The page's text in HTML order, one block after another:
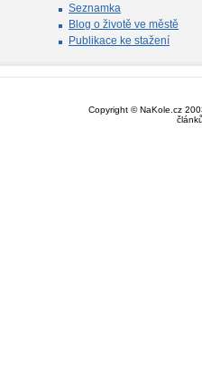
Seznamka
Blog o životě ve městě
Publikace ke stažení
Copyright © NaKole.cz